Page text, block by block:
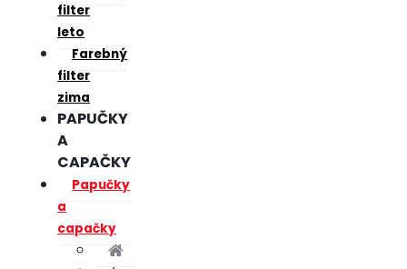
filter
leto
Farebný
filter
zima
PAPUČKY
A
CAPAČKY
Papučky
a
capačky